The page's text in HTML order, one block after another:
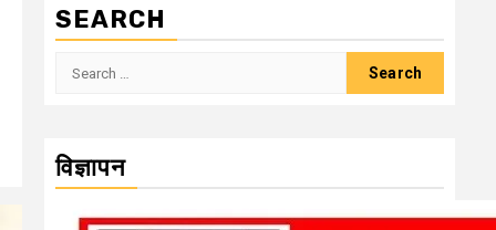
SEARCH
Search
विज्ञापन